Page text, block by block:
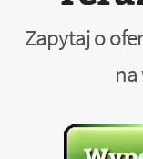
Zapytaj o